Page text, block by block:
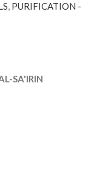
, PURIFICATION -
SA'IRIN